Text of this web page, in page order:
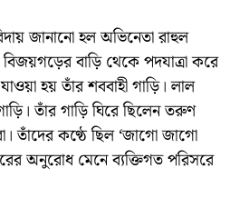
জানানো হল অভিনেতা রাহুল
বাড়ি থেকে পদযাত্রা করে
হয় তাঁর শববাহী গাড়ি। লাল
তাঁর গাড়ি ঘিরে ছিলেন তরুণ
তাঁদের কণ্ঠে ছিল ‘জাগো জাগো
অনুরোধ মেনে ব্যক্তিগত পরিসরে